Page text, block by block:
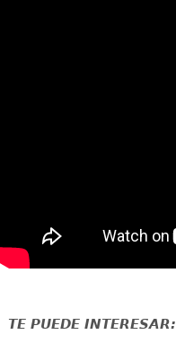
TE PUEDE INTERESAR: